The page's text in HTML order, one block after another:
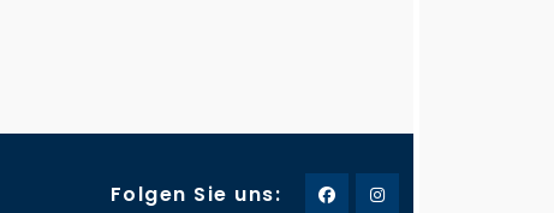
Folgen Sie uns: